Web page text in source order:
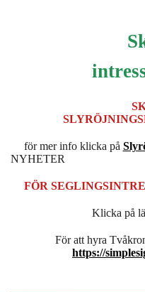
för mer info klicka på
NYHETER
FÖR
Klicka på
För att hyra
https://